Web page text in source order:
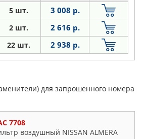
5 шт. 3 008 р.
2 шт. 2 616 р.
22 шт. 2 938 р.
для запрошенного номера
7708
воздушный NISSAN ALMERA